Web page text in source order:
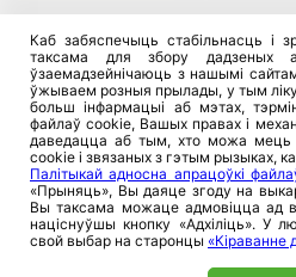
Каб забяспечыць стабільнасць і
таксама для збору дадзеных
ўзаемадзейнічаюць з нашымі
ўжываем розныя прылады, у тым
больш інфармацыі аб мэтах,
файлаў cookie, Вашых правах і
даведацца аб тым, хто можа мець
cookie і звязаных з гэтым рызыках,
Палітыкай адносна апрацоўкі
«Прыняць», Вы даяце згоду на
Вы таксама можаце адмовіцца ад
націснуўшы кнопку «Адхіліць». У
свой выбар на старонцы «Кіраванне